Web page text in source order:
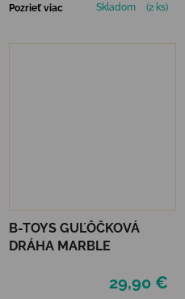
Pozrieť viac Skladom (2 ks)
B-TOYS GUĽÔČKOVÁ
DRÁHA MARBLE
29,90 €